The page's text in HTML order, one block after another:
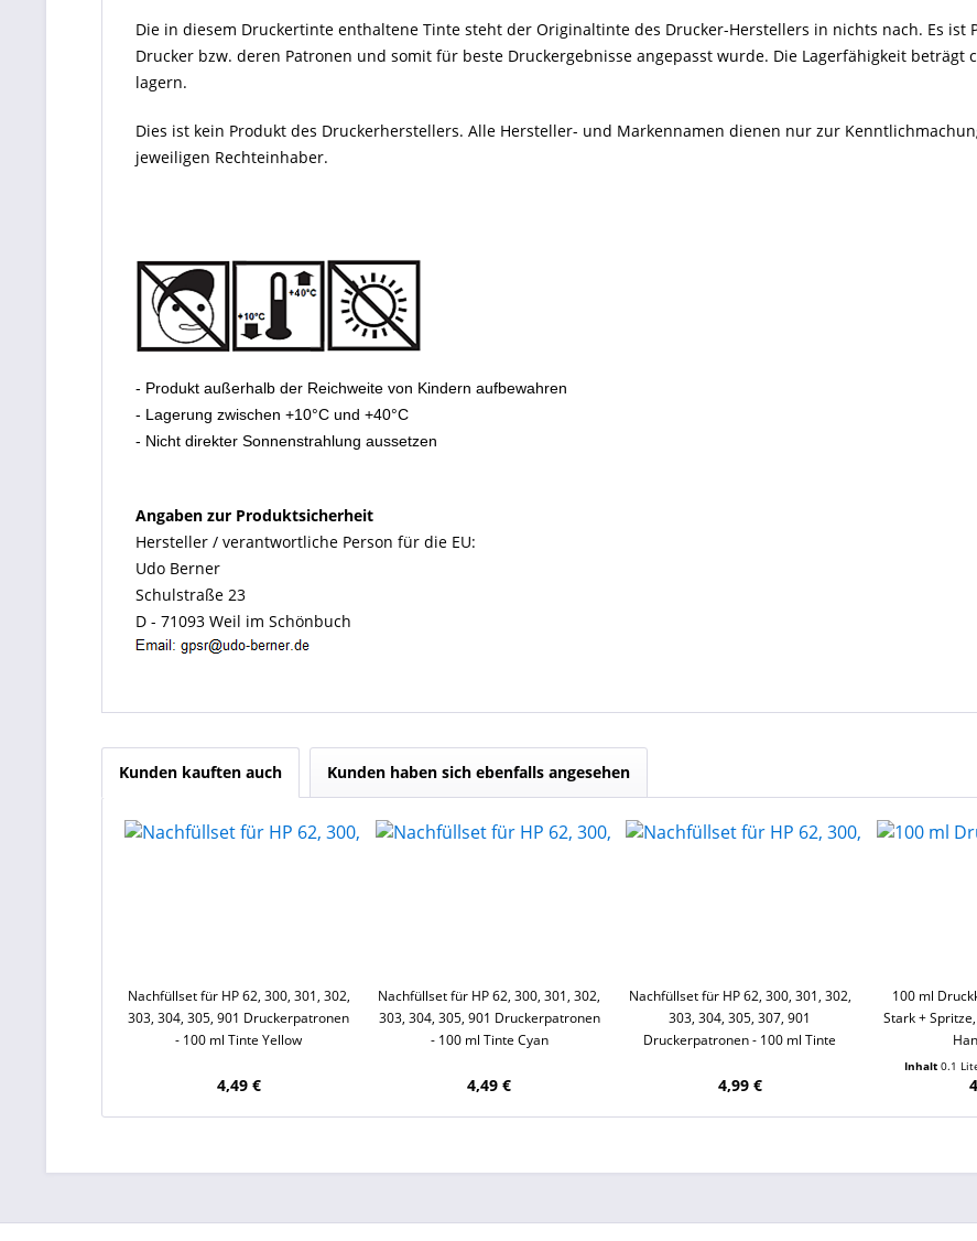
Die in diesem Druckertinte enthaltene Tinte steht der Originaltinte des Drucker-Herstellers in nichts nach. Es
Drucker bzw. deren Patronen und somit für beste Druckergebnisse angepasst wurde. Die Lagerfähigkeit beträgt
lagern.
Dies ist kein Produkt des Druckerherstellers. Alle Hersteller- und Markennamen dienen nur zur
jeweiligen Rechteinhaber.
- Produkt außerhalb der Reichweite von Kindern aufbewahren
- Lagerung zwischen +10°C und +40°C
- Nicht direkter Sonnenstrahlung aussetzen
Angaben zur Produktsicherheit
Hersteller / verantwortliche Person für die EU:
Udo Berner
Schulstraße 23
D - 71093 Weil im Schönbuch
Kunden kauften auch Kunden haben sich ebenfalls angesehen
Nachfüllset für HP 62, 300, 301, 302,
303, 304, 305, 901 Druckerpatronen
- 100 ml Tinte Yellow
4,49 €
Nachfüllset für HP 62, 300, 301, 302,
303, 304, 305, 901 Druckerpatronen
- 100 ml Tinte Cyan
4,49 €
Nachfüllset für HP 62, 300, 301, 302,
303, 304, 305, 307, 901
Druckerpatronen - 100 ml Tinte
4,99 €
100 ml
Stark +
Inhalt 0.1